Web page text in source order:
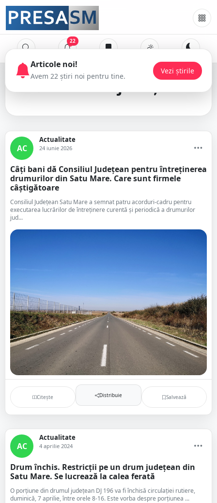
22
drumuri județene
AC
Actualitate
24 iunie 2026
Câți bani dă Consiliul Județean pentru întreținerea
drumurilor din Satu Mare. Care sunt firmele
câștigătoare
Consiliul Județean Satu Mare a semnat patru acorduri-cadru pentru
executarea lucrărilor de întreținere curentă și periodică a drumurilor
jud...
Citește Distribuie Salvează
AC
Actualitate
4 aprilie 2024
Drum închis. Restricții pe un drum județean din
Satu Mare. Se lucrează la calea ferată
O porțiune din drumul județean DJ 196 va fi închisă circulației rutiere,
duminică, 7 aprilie, între orele 8-16. Este vorba despre porțiunea ...